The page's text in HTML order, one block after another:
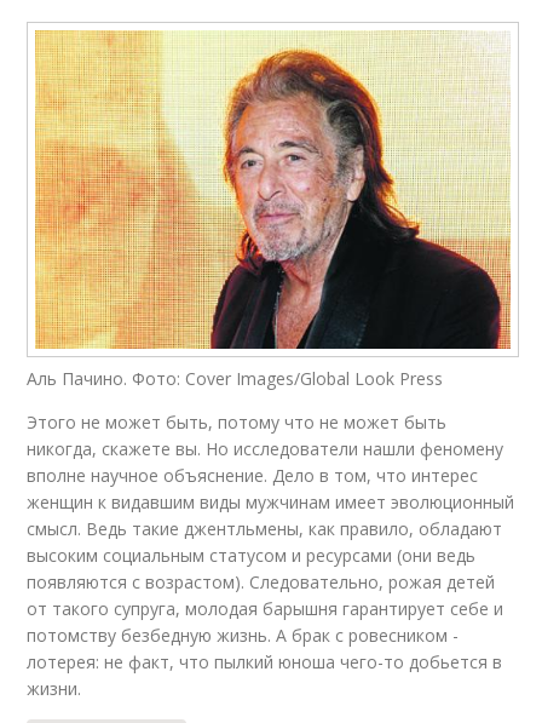
Аль Пачино. Фото: Cover Images/Global Look Press
Этого не может быть, потому что не может быть
никогда, скажете вы. Но исследователи нашли феномену
вполне научное объяснение. Дело в том, что интерес
женщин к видавшим виды мужчинам имеет эволюционный
смысл. Ведь такие джентльмены, как правило, обладают
высоким социальным статусом и ресурсами (они ведь
появляются с возрастом). Следовательно, рожая детей
от такого супруга, молодая барышня гарантирует себе и
потомству безбедную жизнь. А брак с ровесником -
лотерея: не факт, что пылкий юноша чего-то добьется в
жизни.